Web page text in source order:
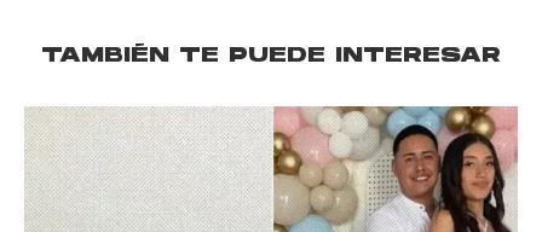
TAMBIÉN TE PUEDE INTERESAR